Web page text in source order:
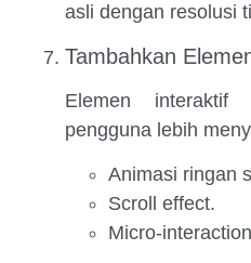
asli dengan resolusi
Tambahkan
Elemen interaktif
pengguna lebih
Animasi ringan
Scroll effect.
Micro-